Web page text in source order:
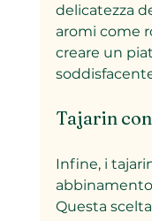
delicatezza
aromi come
creare un
Tajarin
Infine, i
Questa